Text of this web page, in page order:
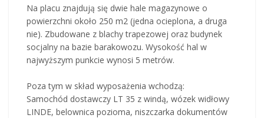
Na placu znajdują się dwie hale magazynowe o
powierzchni około 250 m2 (jedna ocieplona, a druga
nie). Zbudowane z blachy trapezowej oraz budynek
socjalny na bazie barakowozu. Wysokość hal w
najwyższym punkcie wynosi 5 metrów.
Poza tym w skład wyposażenia wchodzą:
Samochód dostawczy LT 35 z windą, wózek widłowy
LINDE, belownica pozioma, niszczarka dokumentów